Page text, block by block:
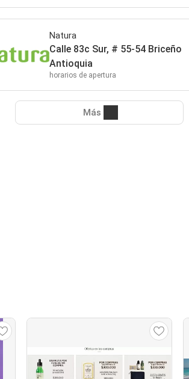
Natura
Calle 83c Sur, # 55-54 Briceño
Antioquia
horarios de apertura
Más